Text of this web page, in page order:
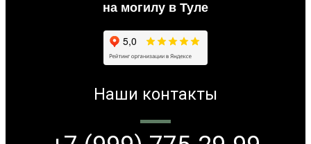
на могилу в Туле
Наши контакты